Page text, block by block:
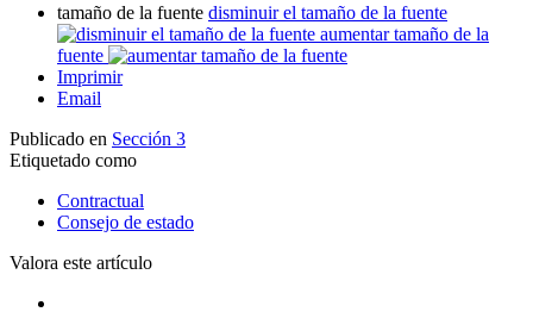
tamaño de la fuente disminuir el tamaño de la fuente
aumentar tamaño de la
fuente
Imprimir
Email
Publicado en Sección 3
Etiquetado como
Contractual
Consejo de estado
Valora este artículo